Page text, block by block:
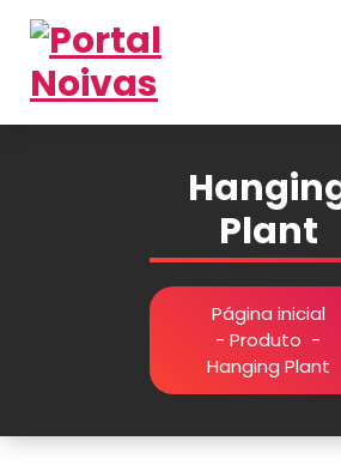
inspirações e organização prática no Portal
Plant
Página inicial
- Produto -
Hanging Plant